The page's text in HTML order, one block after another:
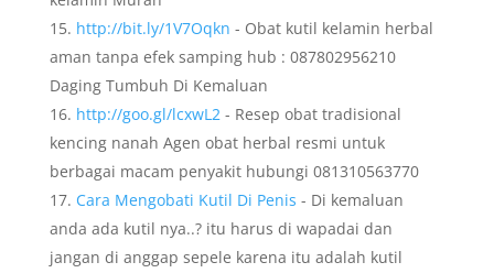
http://bit.ly/1V7Oqkn - Obat kutil kelamin herbal
aman tanpa efek samping hub : 087802956210
Daging Tumbuh Di Kemaluan
http://goo.gl/lcxwL2 - Resep obat tradisional
kencing nanah Agen obat herbal resmi untuk
berbagai macam penyakit hubungi 081310563770
Cara Mengobati Kutil Di Penis - Di kemaluan
anda ada kutil nya..? itu harus di wapadai dan
jangan di anggap sepele karena itu adalah kutil